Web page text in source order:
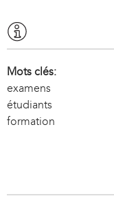
Mots clés:
examens
étudiants
formation